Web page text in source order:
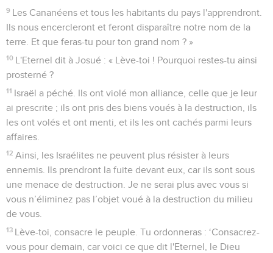
9 Les Cananéens et tous les habitants du pays l'apprendront.
Ils nous encercleront et feront disparaître notre nom de la
terre. Et que feras-tu pour ton grand nom ? »
10 L'Eternel dit à Josué : « Lève-toi ! Pourquoi restes-tu ainsi
prosterné ?
11 Israël a péché. Ils ont violé mon alliance, celle que je leur
ai prescrite ; ils ont pris des biens voués à la destruction, ils
les ont volés et ont menti, et ils les ont cachés parmi leurs
affaires.
12 Ainsi, les Israélites ne peuvent plus résister à leurs
ennemis. Ils prendront la fuite devant eux, car ils sont sous
une menace de destruction. Je ne serai plus avec vous si
vous n’éliminez pas l’objet voué à la destruction du milieu
de vous.
13 Lève-toi, consacre le peuple. Tu ordonneras : ‘Consacrez-
vous pour demain, car voici ce que dit l'Eternel, le Dieu